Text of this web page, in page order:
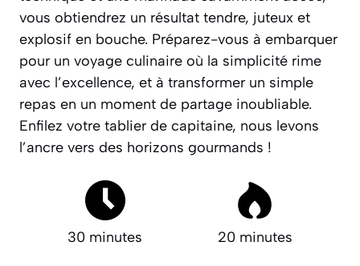
vous obtiendrez un résultat tendre, juteux et
explosif en bouche. Préparez-vous à embarquer
pour un voyage culinaire où la simplicité rime
avec l’excellence, et à transformer un simple
repas en un moment de partage inoubliable.
Enfilez votre tablier de capitaine, nous levons
l’ancre vers des horizons gourmands !
30 minutes 20 minutes